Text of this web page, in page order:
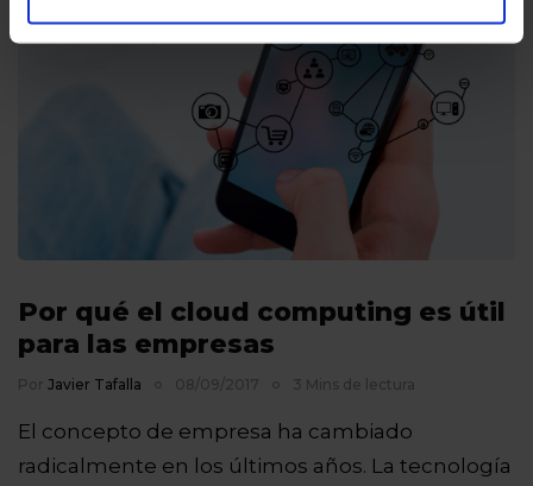
Por qué el cloud computing es útil
para las empresas
Por Javier Tafalla 08/09/2017 3 Mins de lectura
El concepto de empresa ha cambiado
radicalmente en los últimos años. La tecnología